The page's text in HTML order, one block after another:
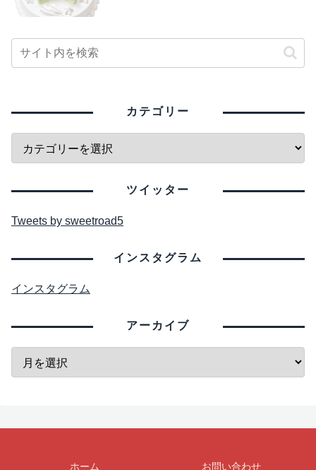
カテゴリー
ツイッター
Tweets by sweetroad5
インスタグラム
インスタグラム
アーカイブ
ホーム お問い合わせ